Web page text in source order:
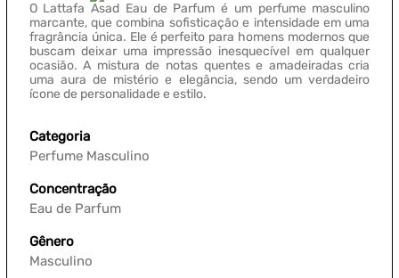
O Lattafa Asad Eau de Parfum é um perfume masculino
marcante, que combina sofisticação e intensidade em uma
fragrância única. Ele é perfeito para homens modernos que
buscam deixar uma impressão inesquecível em qualquer
ocasião. A mistura de notas quentes e amadeiradas cria
uma aura de mistério e elegância, sendo um verdadeiro
ícone de personalidade e estilo.
Categoria
Perfume Masculino
Concentração
Eau de Parfum
Gênero
Masculino